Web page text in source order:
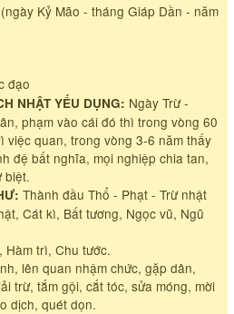
Kỷ Mão - tháng Giáp Dần - năm
đạo
NHẬT YẾU DỤNG: Ngày Trừ -
phạm vào cái đó thì trong vòng 60
việc quan, trong vòng 3-6 năm thấy
đệ bất nghĩa, mọi nghiệp chia tan,
biệt.
Thành đầu Thổ - Phạt - Trừ nhật
Cát kì, Bất tương, Ngọc vũ, Ngũ
trì, Chu tước.
lên quan nhậm chức, gặp dân,
trừ, tắm gội, cắt tóc, sửa móng, mời
dịch, quét dọn.